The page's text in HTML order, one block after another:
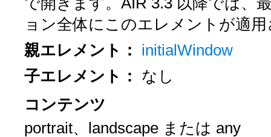
ョン全体にこのエレメントが適
親エレメント： initialWindow
子エレメント： なし
コンテンツ
portrait、landscape または any